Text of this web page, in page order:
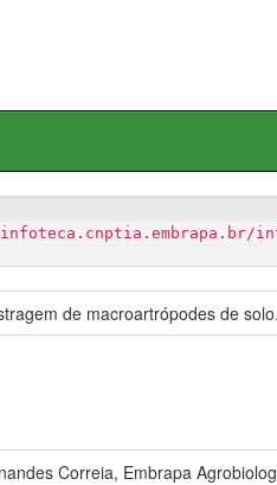
de macroartrópodes de solo.
Correia, Embrapa